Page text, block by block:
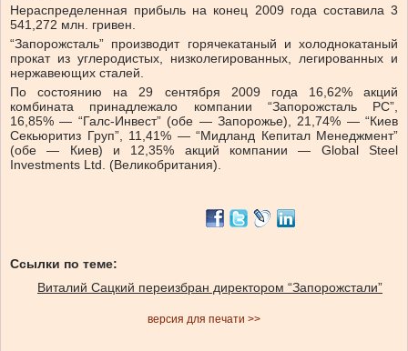
Нераспределенная прибыль на конец 2009 года составила 3
541,272 млн. гривен.
“Запорожсталь” производит горячекатаный и холоднокатаный
прокат из углеродистых, низколегированных, легированных и
нержавеющих сталей.
По состоянию на 29 сентября 2009 года 16,62% акций
комбината принадлежало компании “Запорожсталь РС”,
16,85% — “Галс-Инвест” (обе — Запорожье), 21,74% — “Киев
Секьюритиз Груп”, 11,41% — “Мидланд Кепитал Менеджмент”
(обе — Киев) и 12,35% акций компании — Global Steel
Investments Ltd. (Великобритания).
Ссылки по теме:
Виталий Сацкий переизбран директором “Запорожстали”
версия для печати >>